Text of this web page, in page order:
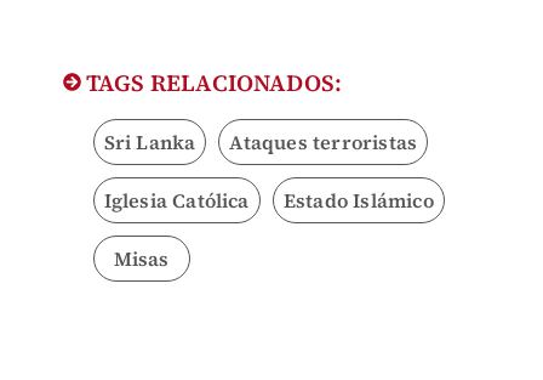
TAGS RELACIONADOS:
Sri Lanka Ataques terroristas
Iglesia Católica Estado Islámico
Misas